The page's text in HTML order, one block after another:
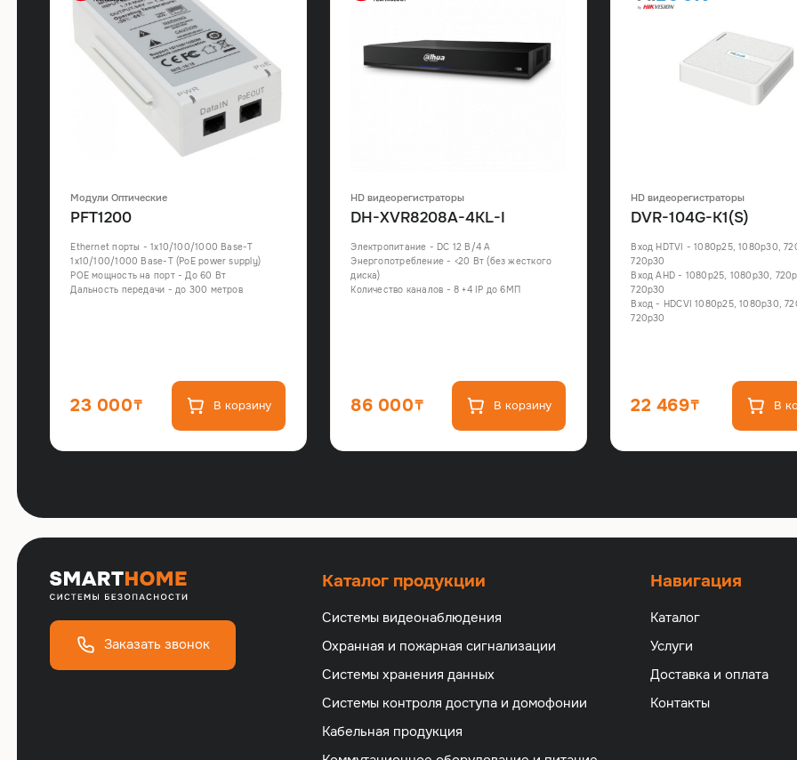
Модули Оптические
PFT1200
Ethernet порты - 1х10/100/1000 Base-T
1х10/100/1000 Base-T (PoE power supply)
POE мощность на порт - До 60 Вт
Дальность передачи - до 300 метров
23 000 В корзину
HD видеорегистраторы
DH-XVR8208A-4KL-I
Электропитание - DC 12 В/4 А
Энергопотребление - <20 Вт (без жесткого
диска)
Количество каналов - 8 +4 IP до 6МП
86 000 В корзину
HD видеорегистраторы
DVR-104G-K1(S)
Вход HDTVI - 1080p25, 1080p30,
720p30
Вход AHD - 1080p25, 1080p30,
720p30
Вход - HDCVI 1080p25, 1080p30,
720p30
22 469 В
Заказать звонок
Каталог продукции
Системы видеонаблюдения
Охранная и пожарная сигнализации
Cистемы хранения данных
Cистемы контроля доступа и домофонии
Кабельная продукция
Навигация
Каталог
Услуги
Доставка и оплата
Контакты